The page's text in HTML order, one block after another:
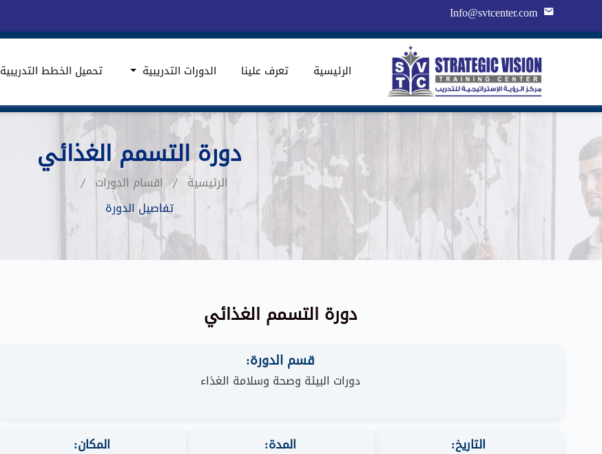
Info@svtcenter.com
الرئيسية تعرف علينا الدورات التدريبية تحميل الخطط التدريبية
دورة التسمم الغذائي
الرئيسية
اقسام الدورات
تفاصيل الدورة
دورة التسمم الغذائي
قسم الدورة:
دورات البيئة وصحة وسلامة الغذاء
التاريخ: المدة: المكان: